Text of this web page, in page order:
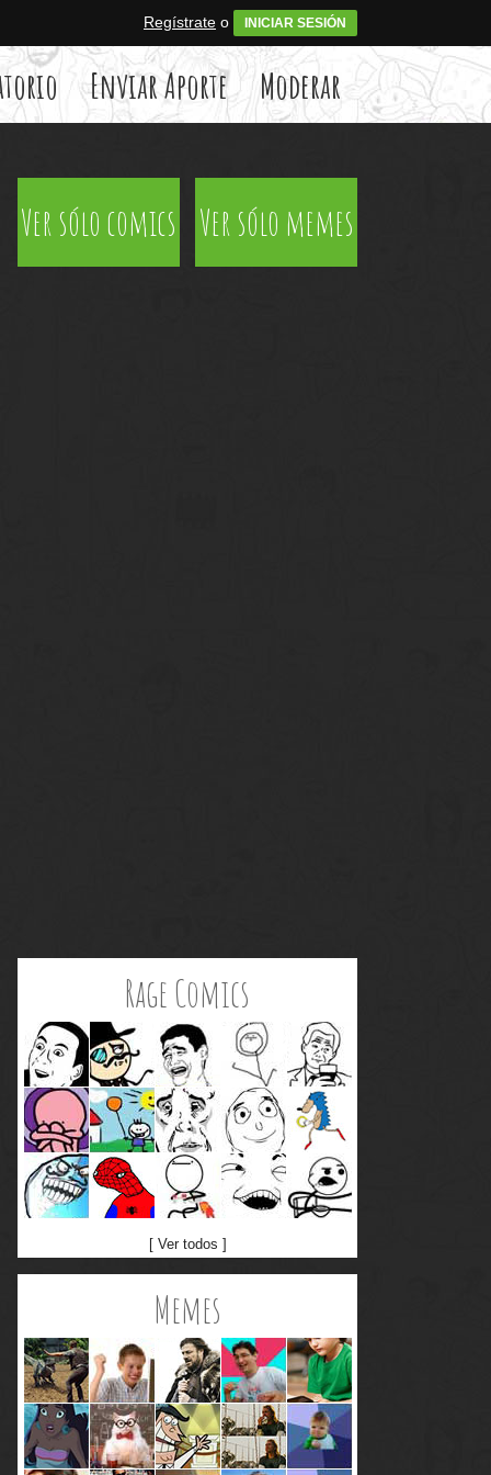
Regístrate o INICIAR SESIÓN
Enviar Aporte Moderar
Ver sólo comics Ver sólo memes
Rage Comics
[ Ver todos ]
Memes